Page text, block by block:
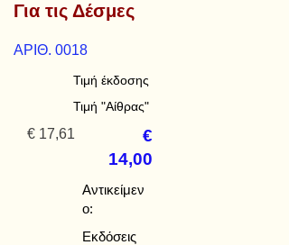
Για τις Δέσμες
ΑΡΙΘ. 0018
Τιμή έκδοσης
Τιμή "Αίθρας"
€ 17,61
€
14,00
Αντικείμεν
ο:
Εκδόσεις